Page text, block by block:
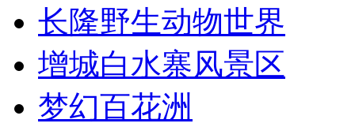
长隆野生动物世界
增城白水寨风景区
梦幻百花洲